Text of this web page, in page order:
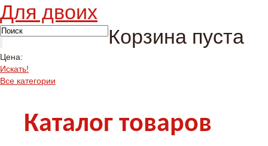
Для двоих
Цена:
Искать!
Корзина пуста
Все категории
Каталог товаров